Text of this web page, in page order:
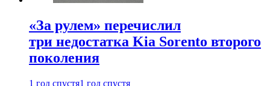
«За рулем» перечислил
три недостатка Kia Sorento второго
поколения
1 год спустя1 год спустя